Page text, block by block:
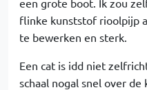
een grote boot. Ik zou
flinke kunststof rioolpijp
te bewerken en sterk.
Een cat is idd niet
schaal nogal snel over de